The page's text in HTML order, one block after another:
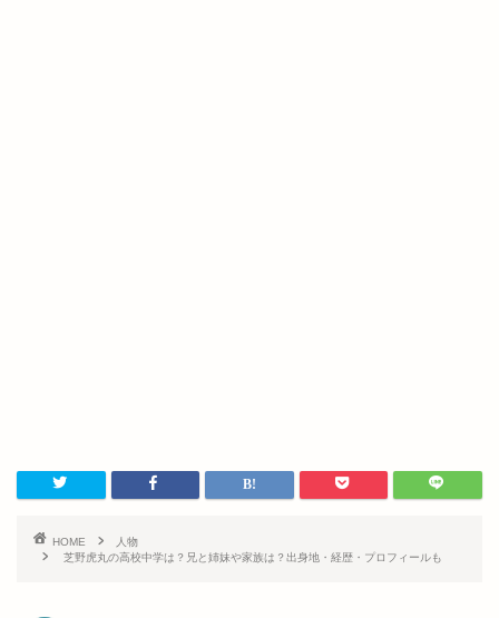
HOME
人物
芝野虎丸の高校中学は？兄と姉妹や家族は？出身地・経歴・プロフィールも